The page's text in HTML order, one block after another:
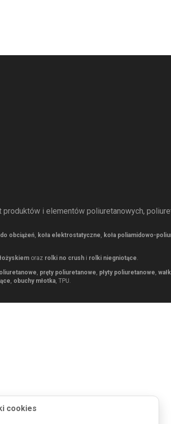
i elementów poliuretanowych,
do obciążeń koła elektrostatyczne koła poliamidowo-
oraz rolki no crush i rolki niegniotące
pręty poliuretanowe płyty poliuretanowe
obuchy młotka , TPU.
cookies